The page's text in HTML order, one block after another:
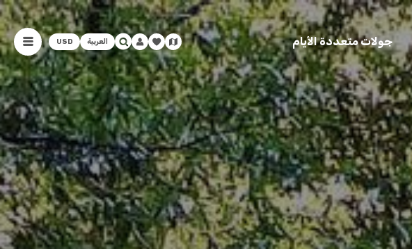
جولات متعددة الأيام العربية USD